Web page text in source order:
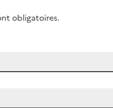
obligatoires.